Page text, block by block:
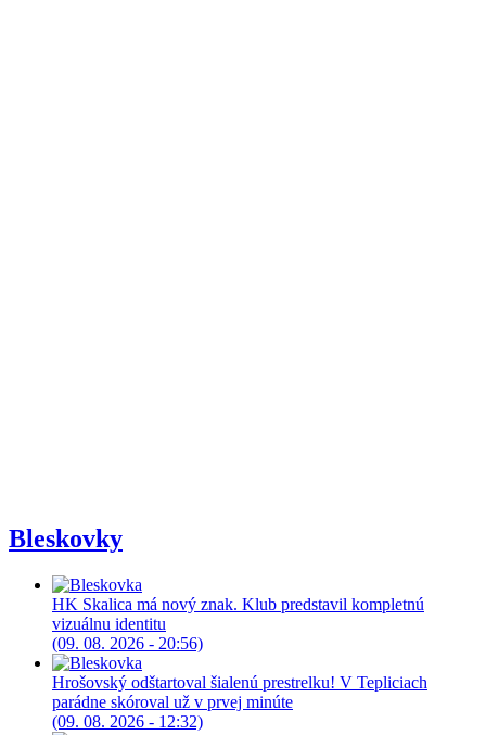
Bleskovky
HK Skalica má nový znak. Klub predstavil kompletnú
vizuálnu identitu
(09. 08. 2026 - 20:56)
Hrošovský odštartoval šialenú prestrelku! V Tepliciach
parádne skóroval už v prvej minúte
(09. 08. 2026 - 12:32)